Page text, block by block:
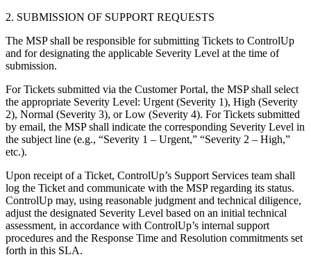
2. SUBMISSION OF SUPPORT REQUESTS
The MSP shall be responsible for submitting Tickets to ControlUp
and for designating the applicable Severity Level at the time of
submission.
For Tickets submitted via the Customer Portal, the MSP shall select
the appropriate Severity Level: Urgent (Severity 1), High (Severity
2), Normal (Severity 3), or Low (Severity 4). For Tickets submitted
by email, the MSP shall indicate the corresponding Severity Level in
the subject line (e.g., “Severity 1 – Urgent,” “Severity 2 – High,”
etc.).
Upon receipt of a Ticket, ControlUp’s Support Services team shall
log the Ticket and communicate with the MSP regarding its status.
ControlUp may, using reasonable judgment and technical diligence,
adjust the designated Severity Level based on an initial technical
assessment, in accordance with ControlUp’s internal support
procedures and the Response Time and Resolution commitments set
forth in this SLA.